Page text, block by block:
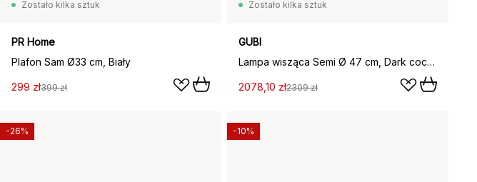
Zostało kilka sztuk
PR Home
Plafon Sam Ø33 cm, Biały
299 zł399 zł
Zostało kilka sztuk
GUBI
Lampa wisząca Semi Ø 47 cm, Dark cocoa glossy
2078,10 zł2309 zł
-26% -10%